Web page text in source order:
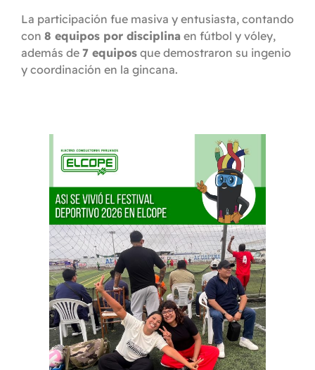
La participación fue masiva y entusiasta, contando
con 8 equipos por disciplina en fútbol y vóley,
además de 7 equipos que demostraron su ingenio
y coordinación en la gincana.